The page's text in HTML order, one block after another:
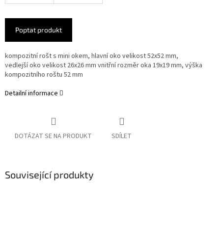
Poptat produkt
kompozitní rošt s mini okem, hlavní oko velikost 52x52 mm,
vedlejší oko velikost 26x26 mm vnitřní rozměr oka 19x19 mm, výška
kompozitního roštu 52 mm
Detailní informace
DOTÁZAT SE NA PRODUKT SDÍLET
Související produkty